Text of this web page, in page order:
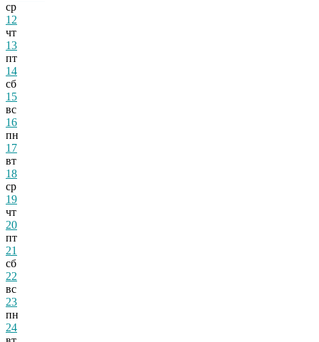
ср
12
чт
13
пт
14
сб
15
вс
16
пн
17
вт
18
ср
19
чт
20
пт
21
сб
22
вс
23
пн
24